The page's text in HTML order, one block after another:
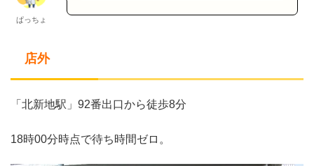
ぱっちょ
店外
「北新地駅」92番出口から徒歩8分
18時00分時点で待ち時間ゼロ。